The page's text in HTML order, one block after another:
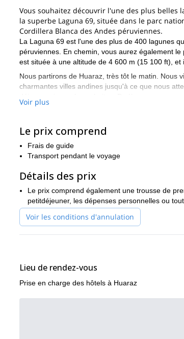
Vous souhaitez découvrir l'une des plus belles
la superbe Laguna 69, située dans le parc
Cordillera Blanca des Andes péruviennes.
La Laguna 69 est l'une des plus de 400 lagunes
péruviennes. En chemin, vous aurez également
est située à une altitude de 4 600 m (15 100 ft),
Nous partirons de Huaraz, très tôt le matin. Nous
charmantes villes andines jusqu'à ce que nous
d'où nous commencerons notre randonnée de 3
nous redescendrons pour retourner à Huaraz où
Il s'agit d'un trek facile et tout le monde est le
altitude relativement élevée. Bien sûr, nous
andine inoubliable !
Ou bien, choisissez parmi les autresdes
Voir plus
Le prix comprend
Frais de guide
Transport pendant le voyage
Détails des prix
Le prix comprend également une trousse de
petitdéjeuner, les dépenses personnelles ou
Voir les conditions d'annulation
Lieu de rendez-vous
Prise en charge des hôtels à Huaraz